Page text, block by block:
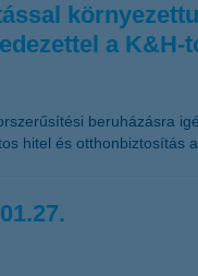
a K&H-
beruházásra
hitel és otthonbiztosítás